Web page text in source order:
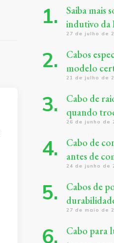
Saiba mais
indutivo
27 de julho de
Cabos
modelo
21 de julho de
Cabo de
quando
26 de junho de
Cabo de
antes de
24 de junho de
Cabos de
27 de maio de
Cabo para